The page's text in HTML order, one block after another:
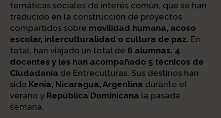
temáticas sociales de interés común, que se han
traducido en la construcción de proyectos
compartidos sobre movilidad humana, acoso
escolar, interculturalidad o cultura de paz. En
total, han viajado un total de 6 alumnas, 4
docentes y les han acompañado 5 técnicos de
Ciudadanía de Entreculturas. Sus destinos han
sido Kenia, Nicaragua, Argentina durante el
verano y República Dominicana la pasada
semana.